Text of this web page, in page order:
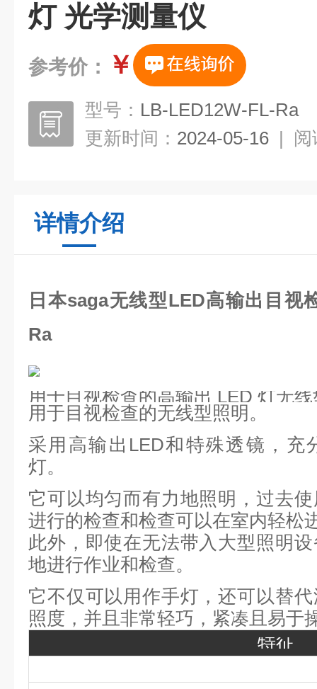
灯 光学测量仪
参考价： ￥
型号： LB-LED12W-FL-Ra
更新时间： 2024-05-16 | 阅
详情介绍
日本saga无线型LED高输出目视
Ra
用于目视检查的高输出 LED 灯无线
用于目视检查的无线型照明。
采用高输出LED和特殊透镜，充
灯。
它可以均匀而有力地照明，过去
进行的检查和检查可以在室内轻松
此外，即使在无法带入大型照明
地进行作业和检查。
它不仅可以用作手灯，还可以替
照度，并且非常轻巧，紧凑且易于
特征